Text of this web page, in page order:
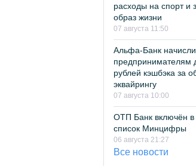
расходы на спорт и
образ жизни
07 августа 11:50
Альфа-Банк
предпринимателям
рублей кэшбэка за
эквайрингу
07 августа 10:00
ОТП Банк включён
список Минцифры
06 августа 21:27
Все новости